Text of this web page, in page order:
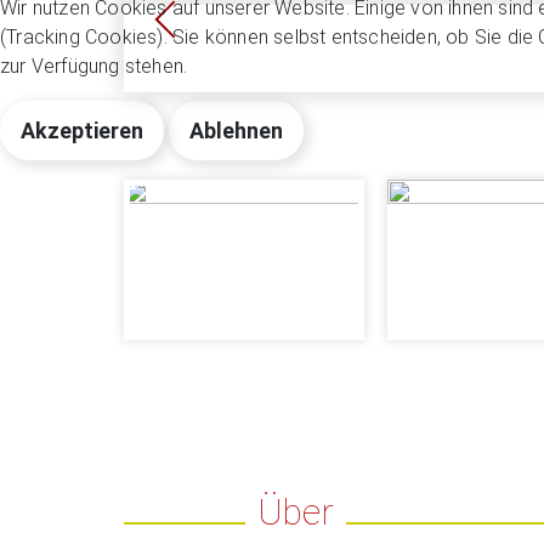
Über
Wir nutzen Cookies auf unserer Website. Einige von ihnen
(Tracking Cookies). Sie können selbst entscheiden, ob Sie
zur Verfügung stehen.
Akzeptieren Ablehnen